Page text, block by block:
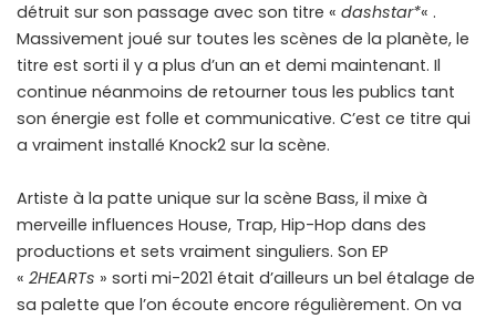
détruit sur son passage avec son titre « dashstar*« .
Massivement joué sur toutes les scènes de la planète, le
titre est sorti il y a plus d’un an et demi maintenant. Il
continue néanmoins de retourner tous les publics tant
son énergie est folle et communicative. C’est ce titre qui
a vraiment installé Knock2 sur la scène.
Artiste à la patte unique sur la scène Bass, il mixe à
merveille influences House, Trap, Hip-Hop dans des
productions et sets vraiment singuliers. Son EP
« 2HEARTs » sorti mi-2021 était d’ailleurs un bel étalage de
sa palette que l’on écoute encore régulièrement. On va